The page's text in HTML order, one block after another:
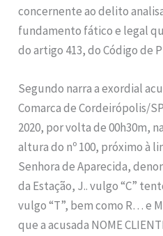
concernente ao delito
fundamento fático e legal
do artigo 413, do Código de
Segundo narra a exordial
Comarca de Cordeirópolis/
2020, por volta de 00h30m,
altura do nº 100, próximo à
Senhora de Aparecida,
da Estação, J.. vulgo “C”
vulgo “T”, bem como R… e
que a acusada NOME